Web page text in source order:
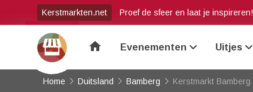
Kerstmarkten.net Proef de sfeer en laat je inspireren!
home Evenementen Uitjes
Home Duitsland Bamberg Kerstmarkt Bamberg